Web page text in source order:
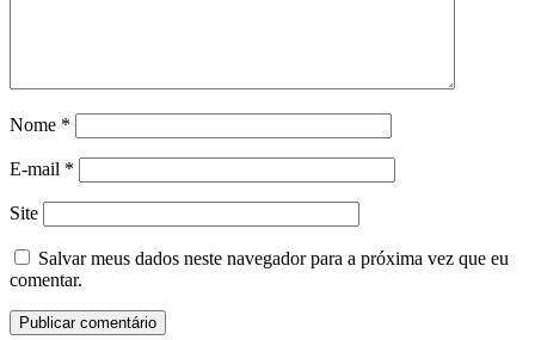
Nome *
E-mail *
Site
Salvar meus dados neste navegador para a próxima vez que eu
comentar.